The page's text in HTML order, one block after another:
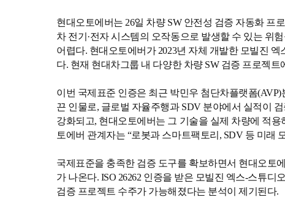
현대오토에버는 26일 차량 SW 안전성 검증 자동화 프
차 전기·전자 시스템의 오작동으로 발생할 수 있는 위
어렵다. 현대오토에버가 2023년 자체 개발한 모빌진
다. 현재 현대차그룹 내 다양한 차량 SW 검증 프로젝트
이번 국제표준 인증은 최근 박민우 첨단차플랫폼
끈 인물로, 글로벌 자율주행과 SDV 분야에서 실적이
강화되고, 현대오토에버는 그 기술을 실제 차량에 적
토에버 관계자는 “로봇과 스마트팩토리, SDV 등 미래
국제표준을 충족한 검증 도구를 확보하면서 현대오토
가 나온다. ISO 26262 인증을 받은 모빌진 엑스-스튜
검증 프로젝트 수주가 가능해졌다는 분석이 제기된다.